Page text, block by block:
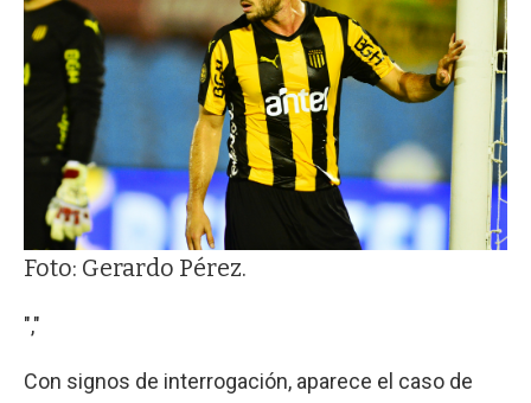
Foto: Gerardo Pérez.
","
Con signos de interrogación, aparece el caso de